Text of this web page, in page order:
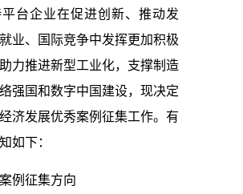
台企业在促进创新、推动发
业、国际竞争中发挥更加积极
力推进新型工业化，支撑制造
强国和数字中国建设，现决定
济发展优秀案例征集工作。有
如下：
案例征集方向